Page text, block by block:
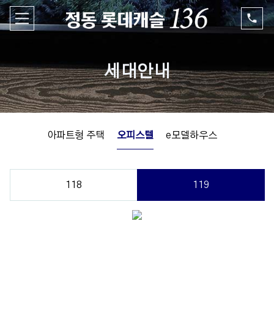
세대안내
아파트형 주택 오피스텔 e모델하우스
118 119